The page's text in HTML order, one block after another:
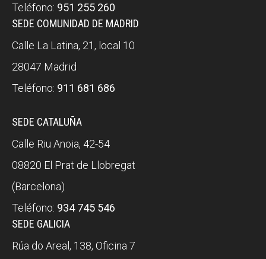
Teléfono: 951 255 260
SEDE COMUNIDAD DE MADRID
Calle La Latina, 21, local 10
28047 Madrid
Teléfono: 911 681 686
SEDE CATALUÑA
Calle Riu Anoia, 42-54
08820 El Prat de Llobregat
(Barcelona)
Teléfono: 934 745 546
SEDE GALICIA
Rúa do Areal, 138, Oficina 7